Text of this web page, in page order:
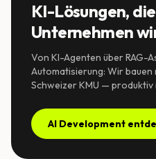
KI-Lösungen,
Unternehmen
Von KI-Agenten über RAG-
Automatisierung: Wir
Schweizer KMU —
AI Development